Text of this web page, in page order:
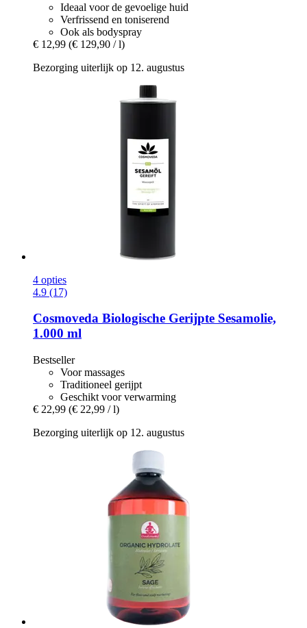
Ideaal voor de gevoelige huid
Verfrissend en toniserend
Ook als bodyspray
€ 12,99 (€ 129,90 / l)
Bezorging uiterlijk op 12. augustus
4 opties
4.9 (17)
Cosmoveda Biologische Gerijpte Sesamolie,
1.000 ml
Bestseller
Voor massages
Traditioneel gerijpt
Geschikt voor verwarming
€ 22,99 (€ 22,99 / l)
Bezorging uiterlijk op 12. augustus